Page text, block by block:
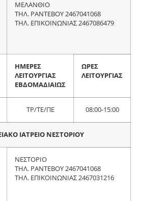
ΜΕΛΑΝΘΙΟ
ΤΗΛ. ΡΑΝΤΕΒΟΥ 2467041068
ΤΗΛ. ΕΠΙΚΟΙΝΩΝΙΑΣ 2467086479
ΗΜΕΡΕΣ
ΛΕΙΤΟΥΡΓΙΑΣ
ΕΒΔΟΜΑΔΙΑΙΩΣ
ΩΡΕΣ
ΛΕΙΤΟΥΡΓΙΑΣ
ΤΡ/ΤΕ/ΠΕ 08:00-15:00
ΙΑΤΡΕΙΟ ΝΕΣΤΟΡΙΟΥ
ΝΕΣΤΟΡΙΟ
ΤΗΛ. ΡΑΝΤΕΒΟΥ 2467041068
ΤΗΛ. ΕΠΙΚΟΙΝΩΝΙΑΣ 2467031216